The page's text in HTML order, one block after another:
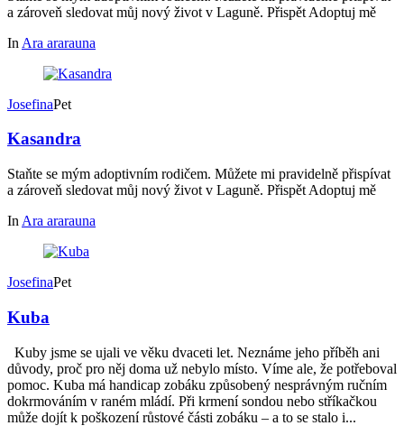
a zároveň sledovat můj nový život v Laguně. Přispět Adoptuj mě
In Ara ararauna
JosefinaPet
Kasandra
Staňte se mým adoptivním rodičem. Můžete mi pravidelně přispívat
a zároveň sledovat můj nový život v Laguně. Přispět Adoptuj mě
In Ara ararauna
JosefinaPet
Kuba
Kuby jsme se ujali ve věku dvaceti let. Neznáme jeho příběh ani
důvody, proč pro něj doma už nebylo místo. Víme ale, že potřeboval
pomoc. Kuba má handicap zobáku způsobený nesprávným ručním
dokrmováním v raném mládí. Při krmení sondou nebo stříkačkou
může dojít k poškození růstové části zobáku – a to se stalo i...